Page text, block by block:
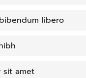
libero
sit amet